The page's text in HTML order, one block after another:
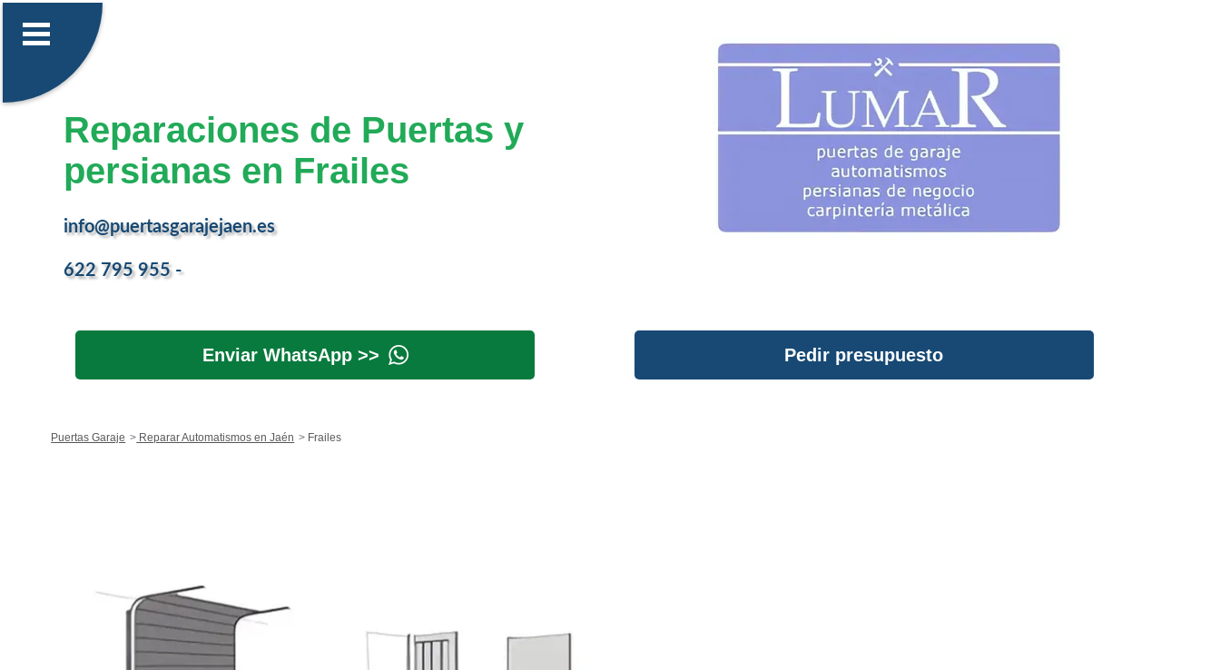
Reparaciones de Puertas y
persianas en Frailes
info@puertasgarajejaen.es
622 795 955 -
Enviar WhatsApp >> Pedir presupuesto
Puertas Garaje Reparar Automatismos en Jaén Frailes